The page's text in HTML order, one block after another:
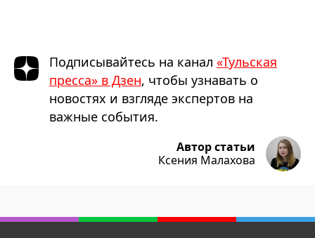
Подписывайтесь на канал «Тульская
пресса» в Дзен, чтобы узнавать о
новостях и взгляде экспертов на
важные события.
Автор статьи
Ксения Малахова